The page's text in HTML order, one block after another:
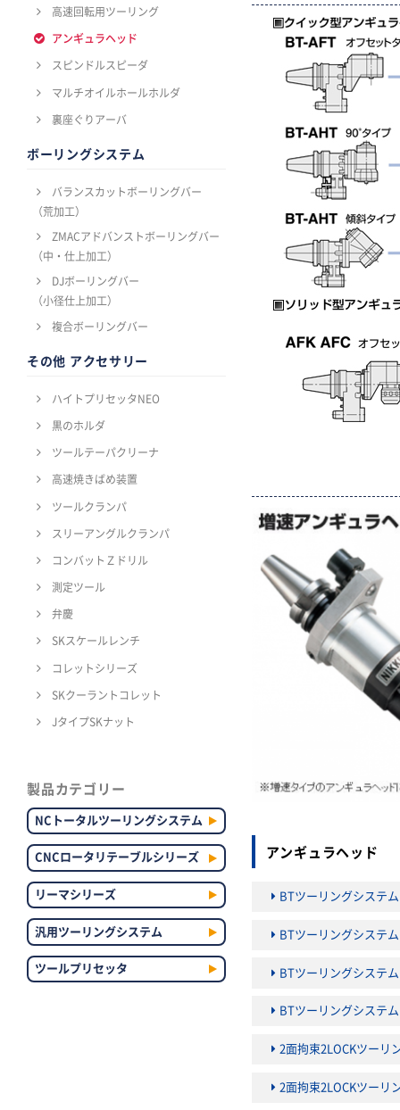
高速回転用ツーリング
アンギュラヘッド
スピンドルスピーダ
マルチオイルホールホルダ
裏座ぐりアーバ
ボーリングシステム
バランスカットボーリングバー
（荒加工）
ZMACアドバンストボーリングバー
（中・仕上加工）
DJボーリングバー
（小径仕上加工）
複合ボーリングバー
その他 アクセサリー
ハイトプリセッタNEO
黒のホルダ
ツールテーパクリーナ
高速焼きばめ装置
ツールクランパ
スリーアングルクランパ
コンバットＺドリル
測定ツール
弁慶
SKスケールレンチ
コレットシリーズ
SKクーラントコレット
JタイプSKナット
製品カテゴリー
NCトータルツーリングシステム
CNCロータリテーブルシリーズ
リーマシリーズ
汎用ツーリングシステム
ツールプリセッタ
アンギュラヘッド
BTツーリングシステ
BTツーリングシステ
BTツーリングシステ
BTツーリングシステ
2面拘束2LOCKツーリ
2面拘束2LOCKツーリ